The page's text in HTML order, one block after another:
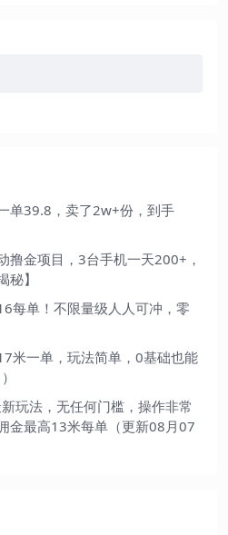
单39.8，卖了2w+份，到手
撸金项目，3台手机一天200+，
】
每单！不限量级人人可冲，零
米一单，玩法简单，0基础也能
玩法，无任何门槛，操作非常
金最高13米每单（更新08月07